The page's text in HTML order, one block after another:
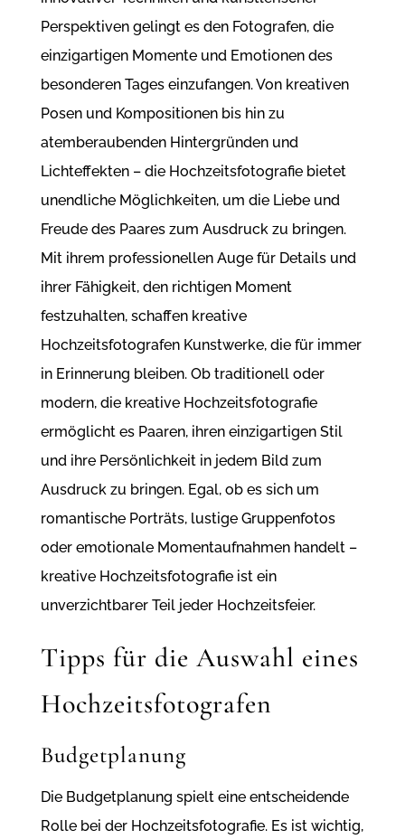
Perspektiven gelingt es den Fotografen, die
einzigartigen Momente und Emotionen des
besonderen Tages einzufangen. Von kreativen
Posen und Kompositionen bis hin zu
atemberaubenden Hintergründen und
Lichteffekten – die Hochzeitsfotografie bietet
unendliche Möglichkeiten, um die Liebe und
Freude des Paares zum Ausdruck zu bringen.
Mit ihrem professionellen Auge für Details und
ihrer Fähigkeit, den richtigen Moment
festzuhalten, schaffen kreative
Hochzeitsfotografen Kunstwerke, die für immer
in Erinnerung bleiben. Ob traditionell oder
modern, die kreative Hochzeitsfotografie
ermöglicht es Paaren, ihren einzigartigen Stil
und ihre Persönlichkeit in jedem Bild zum
Ausdruck zu bringen. Egal, ob es sich um
romantische Porträts, lustige Gruppenfotos
oder emotionale Momentaufnahmen handelt –
kreative Hochzeitsfotografie ist ein
unverzichtbarer Teil jeder Hochzeitsfeier.
Tipps für die Auswahl eines
Hochzeitsfotografen
Budgetplanung
Die Budgetplanung spielt eine entscheidende
Rolle bei der Hochzeitsfotografie. Es ist wichtig,